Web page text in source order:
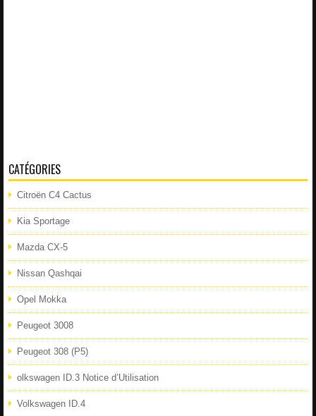
CATÉGORIES
Citroën C4 Cactus
Kia Sportage
Mazda CX-5
Nissan Qashqai
Opel Mokka
Peugeot 3008
Peugeot 308 (P5)
olkswagen ID.3 Notice d’Utilisation
Volkswagen ID.4